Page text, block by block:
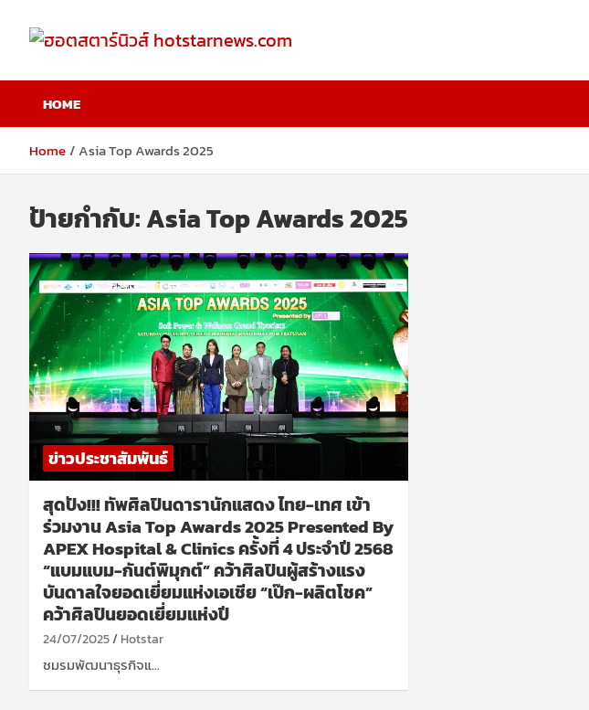
content
ฮอตสตาร์นิวส์
hotstarnews.com
HOME
Home Asia Top Awards 2025
ป้ายกำกับ:Asia Top Awards 2025
ข่าวประชาสัมพันธ์
สุดปัง!!! ทัพศิลปินดารานักแสดง ไทย-เทศ เข้า
ร่วมงาน Asia Top Awards 2025 Presented By
APEX Hospital & Clinics ครั้งที่ 4 ประจำปี 2568
“แบมแบม-กันต์พิมุกต์” คว้าศิลปินผู้สร้างแรง
บันดาลใจยอดเยี่ยมแห่งเอเชีย “เป๊ก-ผลิตโชค”
คว้าศิลปินยอดเยี่ยมแห่งปี
24/07/2025 Hotstar
ชมรมพัฒนาธุรกิจแ…